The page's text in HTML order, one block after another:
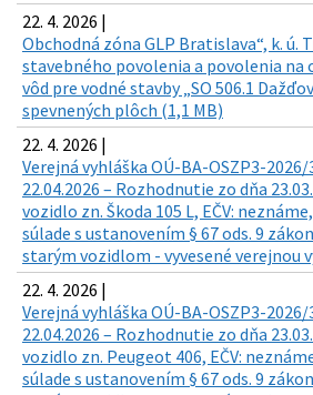
22. 4. 2026 |
Obchodná zóna GLP Bratislava“, k. ú.
stavebného povolenia a povolenia na
vôd pre vodné stavby „SO 506.1
spevnených plôch (1,1 MB)
22. 4. 2026 |
Verejná vyhláška OÚ-BA-OSZP3-2026/
22.04.2026 – Rozhodnutie zo dňa
vozidlo zn. Škoda 105 L, EČV:
súlade s ustanovením § 67 ods. 9
starým vozidlom - vyvesené verejnou
22. 4. 2026 |
Verejná vyhláška OÚ-BA-OSZP3-2026/
22.04.2026 – Rozhodnutie zo dňa
vozidlo zn. Peugeot 406, EČV:
súlade s ustanovením § 67 ods. 9